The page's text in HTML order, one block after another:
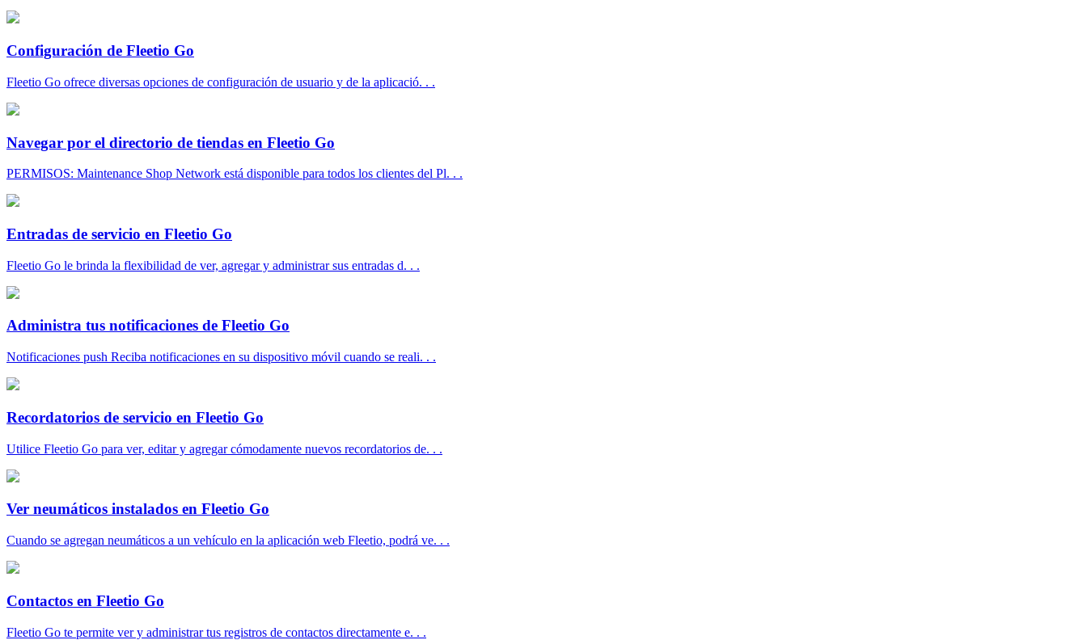
Configuración de Fleetio Go
Fleetio Go ofrece diversas opciones de configuración de usuario y de la aplicació. . .
Navegar por el directorio de tiendas en Fleetio Go
PERMISOS: Maintenance Shop Network está disponible para todos los clientes del Pl. . .
Entradas de servicio en Fleetio Go
Fleetio Go le brinda la flexibilidad de ver, agregar y administrar sus entradas d. . .
Administra tus notificaciones de Fleetio Go
Notificaciones push Reciba notificaciones en su dispositivo móvil cuando se reali. . .
Recordatorios de servicio en Fleetio Go
Utilice Fleetio Go para ver, editar y agregar cómodamente nuevos recordatorios de. . .
Ver neumáticos instalados en Fleetio Go
Cuando se agregan neumáticos a un vehículo en la aplicación web Fleetio, podrá ve. . .
Contactos en Fleetio Go
Fleetio Go te permite ver y administrar tus registros de contactos directamente e. . .